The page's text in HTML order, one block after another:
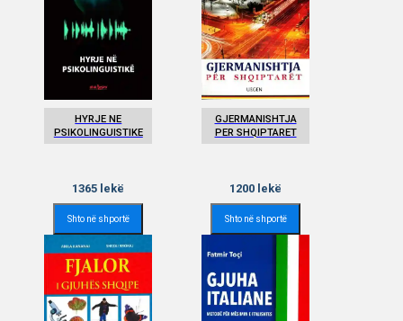
HYRJE NE
PSIKOLINGUISTIKE
1365 lekë
Shto në shportë
GJERMANISHTJA
PER SHQIPTARET
1200 lekë
Shto në shportë